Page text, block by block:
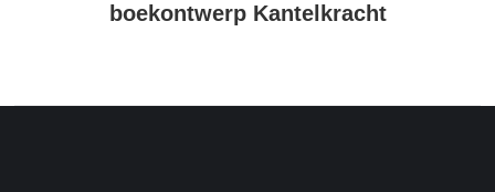
boekontwerp Kantelkracht